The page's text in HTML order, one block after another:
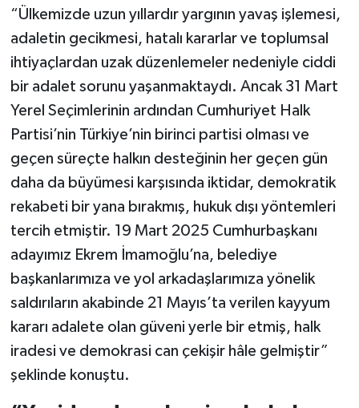
“Ülkemizde uzun yıllardır yargının yavaş işlemesi,
adaletin gecikmesi, hatalı kararlar ve toplumsal
ihtiyaçlardan uzak düzenlemeler nedeniyle ciddi
bir adalet sorunu yaşanmaktaydı. Ancak 31 Mart
Yerel Seçimlerinin ardından Cumhuriyet Halk
Partisi’nin Türkiye’nin birinci partisi olması ve
geçen süreçte halkın desteğinin her geçen gün
daha da büyümesi karşısında iktidar, demokratik
rekabeti bir yana bırakmış, hukuk dışı yöntemleri
tercih etmiştir. 19 Mart 2025 Cumhurbaşkanı
adayımız Ekrem İmamoğlu’na, belediye
başkanlarımıza ve yol arkadaşlarımıza yönelik
saldırıların akabinde 21 Mayıs’ta verilen kayyum
kararı adalete olan güveni yerle bir etmiş, halk
iradesi ve demokrasi can çekişir hâle gelmiştir”
şeklinde konuştu.